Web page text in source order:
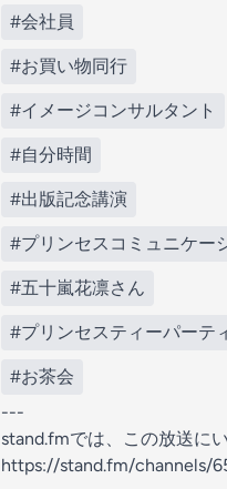
#会社員
#お買い物同行
#イメージコンサルタント
#自分時間
#出版記念講演
#プリンセスコミュニケー
#五十嵐花凛さん
#プリンセスティーパーテ
#お茶会
---
stand.fmでは、この放送に
https://stand.fm/channels/